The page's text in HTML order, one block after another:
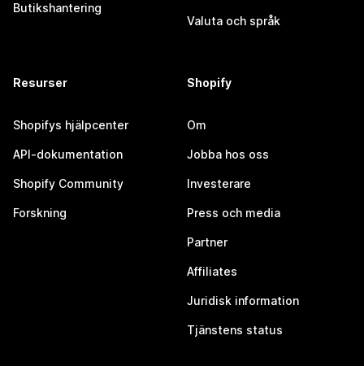
Butikshantering
Valuta och språk
Resurser
Shopifys hjälpcenter
API-dokumentation
Shopify Community
Forskning
Shopify
Om
Jobba hos oss
Investerare
Press och media
Partner
Affiliates
Juridisk information
Tjänstens status